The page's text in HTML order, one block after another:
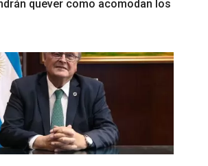
quever como acomodan los